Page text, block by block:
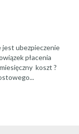
jest ubezpieczenie
płacenia
koszt ?